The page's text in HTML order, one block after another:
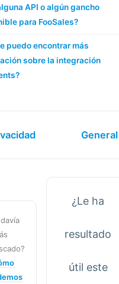
API o algún gancho
para FooSales?
puedo encontrar más
sobre la integración
¿Le ha
resultado
útil este